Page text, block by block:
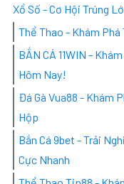
Xổ Số - Cơ Hội Trúng
Thể Thao - Khám Phá
BẮN CÁ 11WIN -
Hôm Nay!
Đá Gà Vua88 - Khám
Hộp
Bắn Cá 9bet - Trải
Cực Nhanh